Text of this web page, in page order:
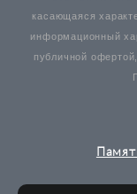
касающаяся
информационный
публичной